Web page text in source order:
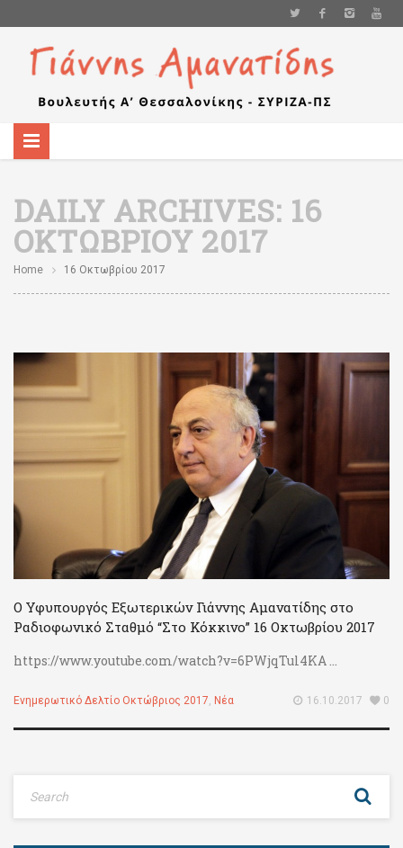
DAILY ARCHIVES: 16
ΟΚΤΩΒΡΊΟΥ 2017
Home 16 Οκτωβρίου 2017
Ο Υφυπουργός Εξωτερικών Γιάννης Αμανατίδης στο
Ραδιοφωνικό Σταθμό “Στο Κόκκινο” 16 Οκτωβρίου 2017
https://www.youtube.com/watch?v=6PWjqTul4KA ...
Ενημερωτικό Δελτίο Οκτώβριος 2017, Νέα 16.10.2017 0